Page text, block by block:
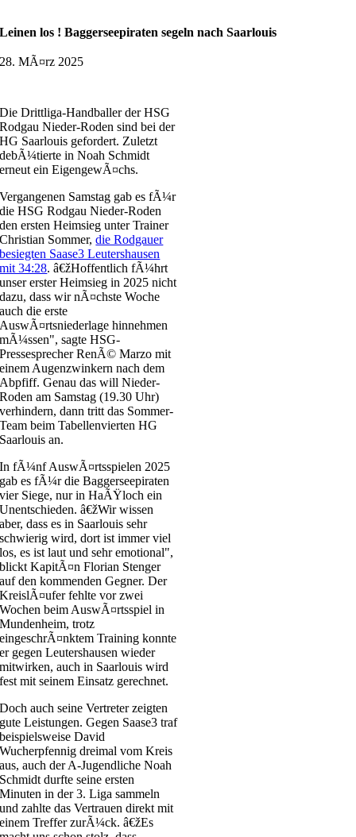
Leinen los ! Baggerseepiraten segeln nach Saarlouis
28. MÃ¤rz 2025
Die Drittliga-Handballer der HSG
Rodgau Nieder-Roden sind bei der
HG Saarlouis gefordert. Zuletzt
debÃ¼tierte in Noah Schmidt
erneut ein EigengewÃ¤chs.
Vergangenen Samstag gab es fÃ¼r
die HSG Rodgau Nieder-Roden
den ersten Heimsieg unter Trainer
Christian Sommer,die Rodgauer
besiegten Saase3 Leutershausen
mit 34:28. â€žHoffentlich fÃ¼hrt
unser erster Heimsieg in 2025 nicht
dazu, dass wir nÃ¤chste Woche
auch die erste
AuswÃ¤rtsniederlage hinnehmen
mÃ¼ssen", sagte HSG-
Pressesprecher RenÃ© Marzo mit
einem Augenzwinkern nach dem
Abpfiff. Genau das will Nieder-
Roden am Samstag (19.30 Uhr)
verhindern, dann tritt das Sommer-
Team beim Tabellenvierten HG
Saarlouis an.
In fÃ¼nf AuswÃ¤rtsspielen 2025
gab es fÃ¼r die Baggerseepiraten
vier Siege, nur in HaÃŸloch ein
Unentschieden. â€žWir wissen
aber, dass es in Saarlouis sehr
schwierig wird, dort ist immer viel
los, es ist laut und sehr emotional",
blickt KapitÃ¤n Florian Stenger
auf den kommenden Gegner. Der
KreislÃ¤ufer fehlte vor zwei
Wochen beim AuswÃ¤rtsspiel in
Mundenheim, trotz
eingeschrÃ¤nktem Training konnte
er gegen Leutershausen wieder
mitwirken, auch in Saarlouis wird
fest mit seinem Einsatz gerechnet.
Doch auch seine Vertreter zeigten
gute Leistungen. Gegen Saase3 traf
beispielsweise David
Wucherpfennig dreimal vom Kreis
aus, auch der A-Jugendliche Noah
Schmidt durfte seine ersten
Minuten in der 3. Liga sammeln
und zahlte das Vertrauen direkt mit
einem Treffer zurÃ¼ck. â€žEs